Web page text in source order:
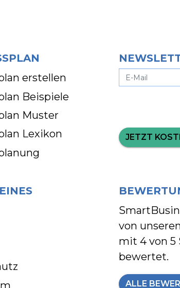
erstellen
Beispiele
Muster
Lexikon
JETZT
von
mit 4 von 5
bewertet.
ALLE